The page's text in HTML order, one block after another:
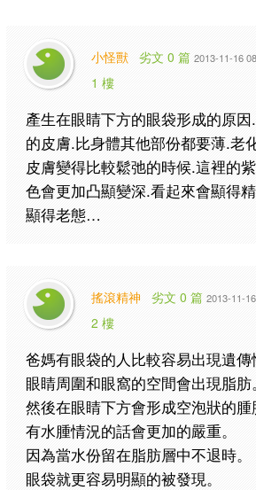
小怪獸 劣文 0 篇 2013-11-16
1 樓
產生在眼睛下方的眼袋形成的原
的皮膚.比身體其他部份都要薄.老
皮膚變得比較鬆弛的時候.這裡的
色會更加凸顯變深.看起來會顯得
顯得老態…
搖滾精神 劣文 0 篇 2013-11-
2 樓
爸媽有眼袋的人比較容易出現遺傳
眼睛周圍和眼窩的空間會出現脂肪。
然後在眼睛下方會形成空泡狀的腫
有水腫情況的話會更加的嚴重。
因為當水份留在脂肪層中不退時。
眼袋就更容易明顯的被發現。